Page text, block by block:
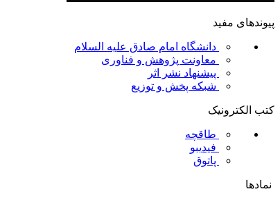
پیوندهای مفید
دانشگاه امام صادق علیه السلام
معاونت پژوهش و فناوری
پیشنهاد نشر اثر
شبکه پخش و توزیع
کتب الکترونیک
طاقچه
فیدیبو
پاتوق
نمادها